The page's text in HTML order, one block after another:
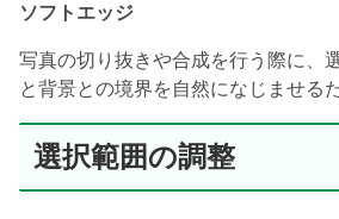
ソフトエッジ
写真の切り抜きや合成を行う際に、
と背景との境界を自然になじませる
選択範囲の調整